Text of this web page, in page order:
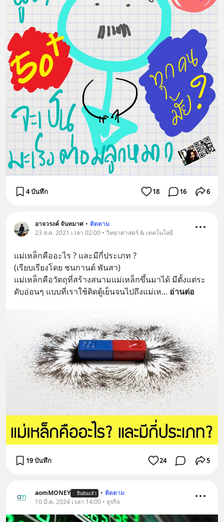
4 บันทึก 18 16 6
อาจวรงค์ จันทมาศ • ติดตาม
23 ส.ค. 2021 เวลา 02:00 • วิทยาศาสตร์ & เทคโนโลยี
แม่เหล็กคืออะไร ? และมีกี่ประเภท ?
(เรียบเรียงโดย ชนกานต์ พันสา)
แม่เหล็กคือวัตถุที่สร้างสนามแม่เหล็กขึ้นมาได้ มีตั้งแต่ระ
ดับอ่อนๆ แบบที่เราใช้ติดตู้เย็นจนไปถึงแม่เห... อ่านต่อ
19 บันทึก 24 5
aomMONEY ยืนยันแล้ว • ติดตาม
10 มี.ค. 2024 เวลา 14:00 • ธุรกิจ